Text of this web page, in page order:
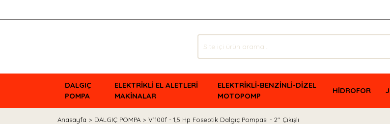
DALGIÇ
POMPA
ELEKTRİKLİ EL ALETLERİ
MAKİNALAR
ELEKTRİKLİ-BENZİNLİ-DİZEL
MOTOPOMP
HİDROFOR
Anasayfa DALGIÇ POMPA V1100f - 1,5 Hp Foseptik Dalgıç Pompası - 2'' Çıkışlı